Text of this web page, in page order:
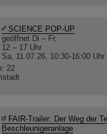
SCIENCE POP-UP
geöffnet Di – Fr,
12 – 17 Uhr
Sa, 11.07.26, 10:30-16:00 Uhr
22
FAIR-Trailer: Der Weg der
Beschleunigeranlage